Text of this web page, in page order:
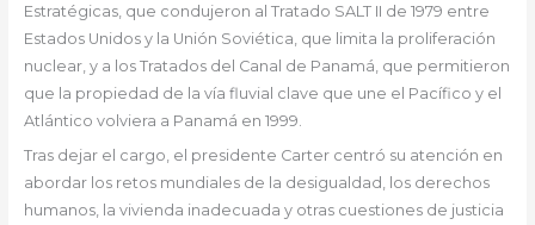
Estratégicas, que condujeron al Tratado SALT II de 1979 entre
Estados Unidos y la Unión Soviética, que limita la proliferación
nuclear, y a los Tratados del Canal de Panamá, que permitieron
que la propiedad de la vía fluvial clave que une el Pacífico y el
Atlántico volviera a Panamá en 1999.
Tras dejar el cargo, el presidente Carter centró su atención en
abordar los retos mundiales de la desigualdad, los derechos
humanos, la vivienda inadecuada y otras cuestiones de justicia